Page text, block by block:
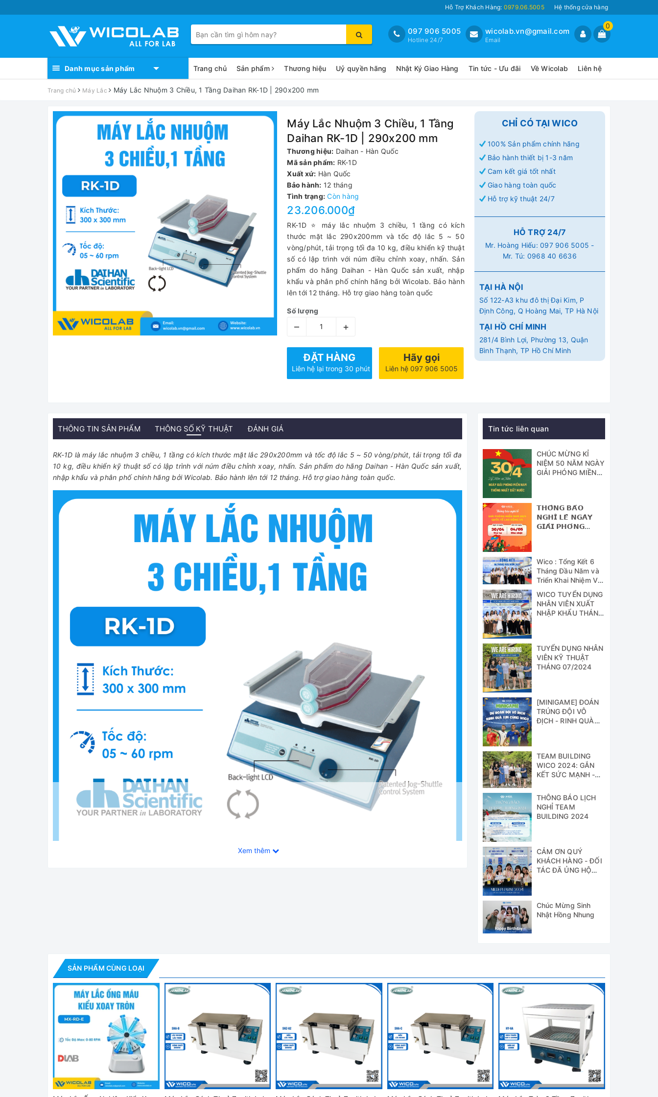
Hỗ Trợ Khách Hàng: 0979.06.5005 Hệ thống cửa hàng
0
wicolab.vn@gmail.com
Email
097 906 5005
Hotline 24/7
Danh mục sản phẩm Trang chủ Sản phẩm Thương hiệu Uỷ quyền hãng Nhật Ký Giao Hàng Tin tức - Ưu đãi Về Wicolab Liên hệ
Trang chủ Máy Lắc Máy Lắc Nhuộm 3 Chiều, 1 Tầng Daihan RK-1D | 290x200 mm
Máy Lắc Nhuộm 3 Chiều, 1 Tầng
Daihan RK-1D | 290x200 mm
Thương hiệu: Daihan - Hàn Quốc
Mã sản phẩm: RK-1D
Xuất xứ: Hàn Quốc
Bảo hành: 12 tháng
Tình trạng: Còn hàng
23.206.000₫
RK-1D ⭐ máy lắc nhuộm 3 chiều, 1 tầng có kích
thước mặt lắc 290x200mm và tốc độ lắc 5 ~ 50
vòng/phút, tải trọng tối đa 10 kg, điều khiển kỹ thuật
số có lập trình với núm điều chỉnh xoay, nhấn. Sản
phẩm do hãng Daihan - Hàn Quốc sản xuất, nhập
khẩu và phân phố chính hãng bởi Wicolab. Bảo hành
lên tới 12 tháng. Hỗ trợ giao hàng toàn quốc
Số lượng
– +
ĐẶT HÀNG
Liên hệ lại trong 30 phút
Hãy gọi
Liên hệ 097 906 5005
CHỈ CÓ TẠI WICO
100% Sản phẩm chính hãng
Bảo hành thiết bị 1-3 năm
Cam kết giá tốt nhất
Giao hàng toàn quốc
Hỗ trợ kỹ thuật 24/7
HỖ TRỢ 24/7
Mr. Hoàng Hiếu:097 906 5005 -
Mr. Tú: 0968 40 6636
TẠI HÀ NỘI
Số 122-A3 khu đô thị Đại Kim, P
Định Công, Q Hoàng Mai, TP Hà Nội
TẠI HỒ CHÍ MINH
281/4 Bình Lợi, Phường 13, Quận
Bình Thạnh, TP Hồ Chí Minh
THÔNG TIN SẢN PHẨM THÔNG SỐ KỸ THUẬT ĐÁNH GIÁ
RK-1D là máy lắc nhuộm 3 chiều, 1 tầng có kích thước mặt lắc 290x200mm và tốc độ lắc 5 ~ 50 vòng/phút, tải trọng tối đa
10 kg, điều khiển kỹ thuật số có lập trình với núm điều chỉnh xoay, nhấn. Sản phẩm do hãng Daihan - Hàn Quốc sản xuất,
nhập khẩu và phân phố chính hãng bởi Wicolab. Bảo hành lên tới 12 tháng. Hỗ trợ giao hàng toàn quốc.
✅ Máy lắc 3 chiều kỹ thuật số, 1 tầng
✅ Ứng dụng: nhuộm, rửa gel, blotting (chuyển), nuôi cấy mô, lai hóa, rửa…
✅ Độ chính xác điều khiển tốc độ kỹ thuật số cao: 1 vòng/phút
✅ Chế độ vận hành lập trình: 10 bước và 6 chương trình
✅ Cài đặt thời gian kỹ thuật số: tới 99 giờ 59 phút
✅ Màn hình hiển thị LCD, nền sáng, cài đặt thời gian, tốc độ, hiển thị nguồn.
✅ Khởi động êm, có thể thay đổi tốc độ lắc trong quá trình vận hành
✅ Tính năng bảo vệ quá tải động cơ
Xem thêm
Tin tức liên quan
CHÚC MỪNG KỈ
NIỆM 50 NĂM NGÀY
GIẢI PHÓNG MIỀN
𝗧𝗛𝗢̂𝗡𝗚 𝗕𝗔́𝗢
𝗡𝗚𝗛𝗜̉ 𝗟𝗘̂̃ 𝗡𝗚𝗔̀𝗬
𝗚𝗜𝗔̉𝗜 𝗣𝗛𝗢́𝗡𝗚
(𝟭/𝟱)
Wico : Tổng Kết 6
Tháng Đầu Năm và
Triển Khai Nhiệm Vụ
Công Tác 6 Tháng
Cuối Năm 2024
WICO TUYỂN DỤNG
NHÂN VIÊN XUẤT
NHẬP KHẨU THÁNG
TUYỂN DỤNG NHÂN
VIÊN KỸ THUẬT
THÁNG 07/2024
[MINIGAME] ĐOÁN
TRÚNG ĐỘI VÔ
ĐỊCH - RINH QUÀ
TEAM BUILDING
WICO 2024: GẮN
KẾT SỨC MẠNH -
THÀNH CÔNG
THÔNG BÁO LỊCH
NGHỈ TEAM
BUILDING 2024
CẢM ƠN QUÝ
KHÁCH HÀNG - ĐỐI
TÁC ĐÃ ỦNG HỘ
Chúc Mừng Sinh
Nhật Hồng Nhung
SẢN PHẨM CÙNG LOẠI